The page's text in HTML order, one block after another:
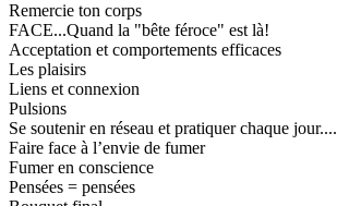
Remercie ton corps
FACE...Quand la "bête féroce" est là!
Acceptation et comportements efficaces
Les plaisirs
Liens et connexion
Pulsions
Se soutenir en réseau et pratiquer chaque jour....
Faire face à l’envie de fumer
Fumer en conscience
Pensées = pensées